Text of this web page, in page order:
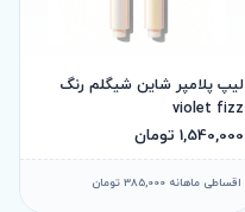
لیپ پلامپر شاین شیگلم رنگ
violet fizz
1,540,000 تومان
اقساطی ماهانه 385,000 تومان